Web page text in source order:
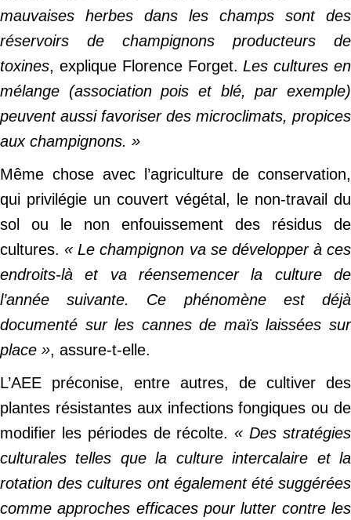
mauvaises herbes dans les champs sont des
réservoirs de champignons producteurs de
toxines, explique Florence Forget.Les cultures en
mélange (association pois et blé, par exemple)
peuvent aussi favoriser des microclimats, propices
aux champignons. »
Même chose avec l’agriculture de conservation,
qui privilégie un couvert végétal, le non-travail du
sol ou le non enfouissement des résidus de
cultures.« Le champignon va se développer à ces
endroits-là et va réensemencer la culture de
l’année suivante. Ce phénomène est déjà
documenté sur les cannes de maïs laissées sur
place », assure-t-elle.
L’AEE préconise, entre autres, de cultiver des
plantes résistantes aux infections fongiques ou de
modifier les périodes de récolte.« Des stratégies
culturales telles que la culture intercalaire et la
rotation des cultures ont également été suggérées
comme approches efficaces pour lutter contre les